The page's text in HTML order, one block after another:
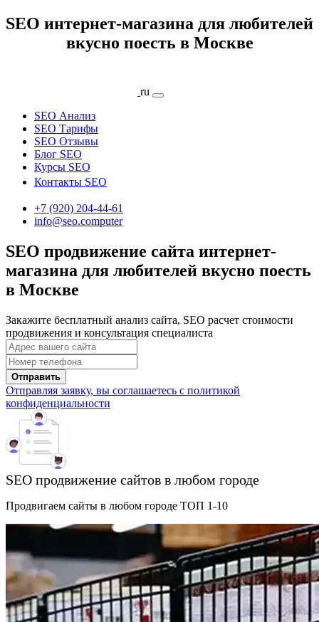
SEO интернет-магазина для любителей
вкусно поесть в Москве
ru
SEO Анализ
SEO Тарифы
SEO Отзывы
Блог SEO
Курсы SEO
Контакты SEO
+7 (920) 204-44-61
info@seo.computer
SEO продвижение сайта интернет-
магазина для любителей вкусно поесть
в Москве
Закажите бесплатный анализ сайта, SEO расчет стоимости
продвижения и консультация специалиста
Отправить
Отправляя заявку, вы соглашаетесь с политикой
конфиденциальности
SEO продвижение сайтов в любом городе
Продвигаем сайты в любом городе ТОП 1-10